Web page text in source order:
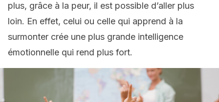
plus, grâce à la peur, il est possible d’aller plus
loin. En effet, celui ou celle qui apprend à la
surmonter crée une plus grande intelligence
émotionnelle qui rend plus fort.